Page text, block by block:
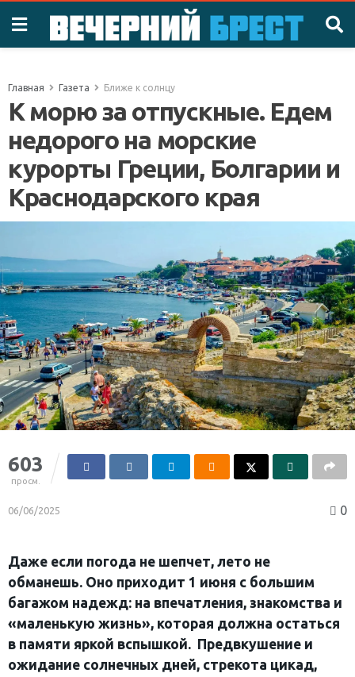
Главная Газета Ближе к солнцу
К морю за отпускные. Едем
недорого на морские
курорты Греции, Болгарии и
Краснодарского края
603
просм.
06/06/2025 0
Даже если погода не шепчет, лето не
обманешь. Оно приходит 1 июня с большим
багажом надежд: на впечатления, знакомства и
«маленькую жизнь», которая должна остаться
в памяти яркой вспышкой. Предвкушение и
ожидание солнечных дней, стрекота цикад,